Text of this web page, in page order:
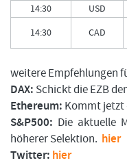
14:30
USD
14:30
CAD
weitere Empfehlungen
DAX: Schickt die EZB
Ethereum: Kommt jetzt
S&P500: Die aktuelle
höherer Selektion. hier
Twitter: hier